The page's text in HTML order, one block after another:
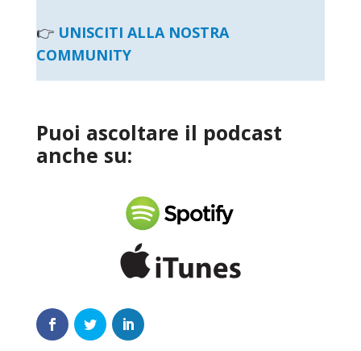
👉 UNISCITI ALLA NOSTRA
COMMUNITY
Puoi ascoltare il podcast
anche su: